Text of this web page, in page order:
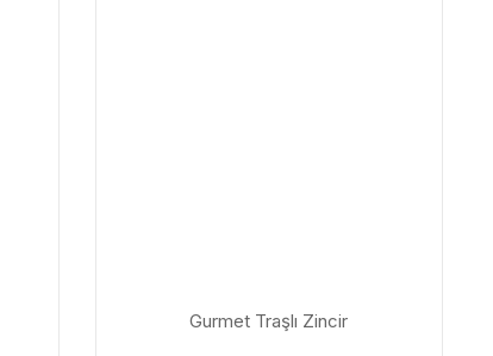
Gurmet Traşlı Zincir